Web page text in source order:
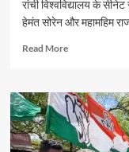
रांची विश्वविद्यालय के
हेमंत सोरेन और महामहिम
Read MoreRead
रांची
यूनिवर्सिटी
के
सीनेट